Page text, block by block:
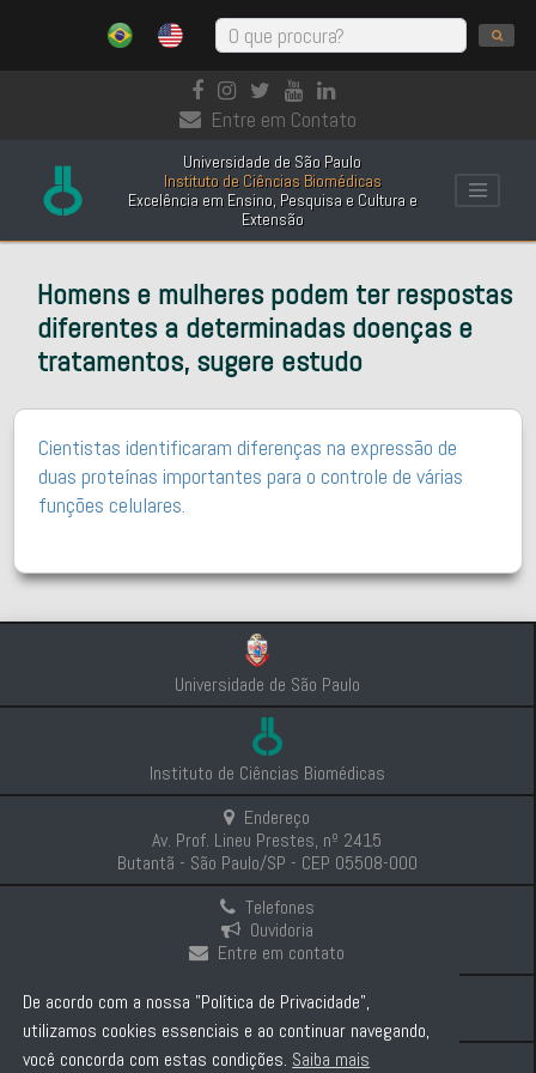
Entre em Contato
Universidade de São Paulo
Instituto de Ciências Biomédicas
Excelência em Ensino, Pesquisa e Cultura e
Extensão
Homens e mulheres podem ter respostas
diferentes a determinadas doenças e
tratamentos, sugere estudo
Cientistas identificaram diferenças na expressão de
duas proteínas importantes para o controle de várias
funções celulares.
Universidade de São Paulo
Instituto de Ciências Biomédicas
Endereço
Av. Prof. Lineu Prestes, nº 2415
Butantã - São Paulo/SP - CEP 05508-000
Telefones
Ouvidoria
Entre em contato
Intranet
Comunicação e Imprensa
De acordo com a nossa "Política de Privacidade",
utilizamos cookies essenciais e ao continuar navegando,
você concorda com estas condições. Saiba mais